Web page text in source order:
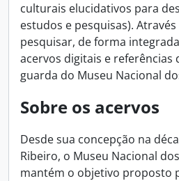
culturais elucidativos para
estudos e pesquisas).
pesquisar, de forma
acervos digitais e referências
guarda do Museu Nacional
Sobre os acervos
Desde sua concepção na
Ribeiro, o Museu Nacional
mantém o objetivo proposto